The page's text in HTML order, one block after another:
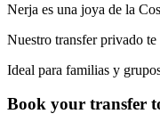
Nerja es una joya de la
Nuestro transfer privado
Ideal para familias y
Book your transfer